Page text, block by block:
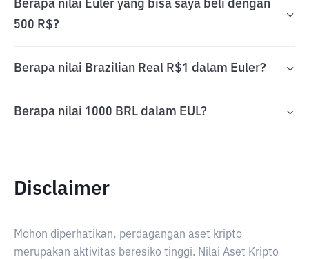
Berapa nilai Euler yang bisa saya beli dengan
500 R$?
Berapa nilai Brazilian Real R$1 dalam Euler?
Berapa nilai 1000 BRL dalam EUL?
Disclaimer
Mohon diperhatikan, perdagangan aset kripto
merupakan aktivitas beresiko tinggi. Nilai Aset Kripto